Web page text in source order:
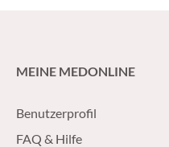
MEINE MEDONLINE
Benutzerprofil
FAQ & Hilfe